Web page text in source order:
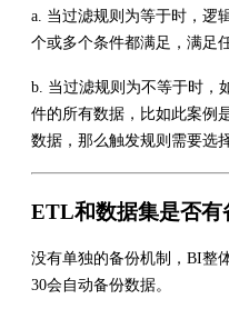
a. 当过滤规则为等于时，逻
个或多个条件都满足，满足
b. 当过滤规则为不等于时，
件的所有数据，比如此案例
数据，那么触发规则需要选
ETL和数据集是否有
没有单独的备份机制，BI整
30会自动备份数据。